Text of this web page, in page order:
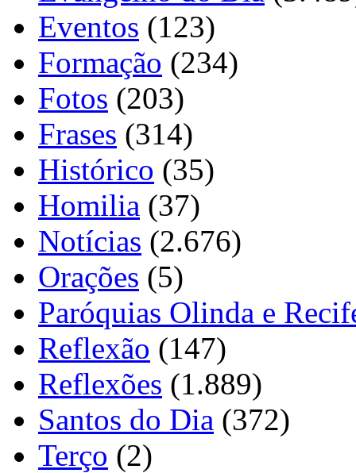
Eventos (123)
Formação (234)
Fotos (203)
Frases (314)
Histórico (35)
Homilia (37)
Notícias (2.676)
Orações (5)
Paróquias Olinda e
Reflexão (147)
Reflexões (1.889)
Santos do Dia (372)
Terço (2)